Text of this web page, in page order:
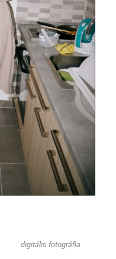
​digitális fotográfia